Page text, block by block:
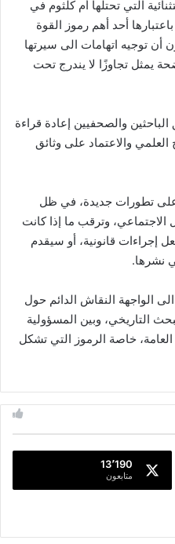
التي تحتلها أم كلثوم في
أحد أهم رموز القوة
أن توجيه اتهامات الى سيرتها
يمثل تجاوزًا لا يندرج تحت
والصحفيين إعادة قراءة
العلمي والاعتماد على وثائق
على تطورات جديدة، في ظل
وترقب ما إذا كانت
إجراءات قانونية، أو سيقدم
نشرها.
الواجهة النقاش الدائم حول
التاريخي، وبين المسؤولية
خاصة الرموز التي تشكل
13٬190
متابعون